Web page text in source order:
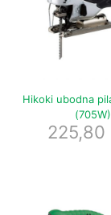
Hikoki ubodna
(705W)
225,80